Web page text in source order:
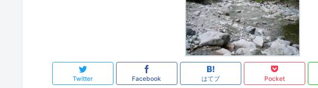
Twitter Facebook はてブ Pocket